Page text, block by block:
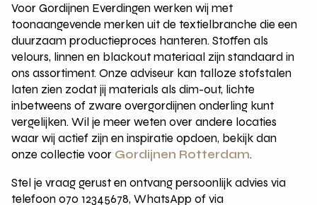
Voor Gordijnen Everdingen werken wij met
toonaangevende merken uit de textielbranche die een
duurzaam productieproces hanteren. Stoffen als
velours, linnen en blackout materiaal zijn standaard in
ons assortiment. Onze adviseur kan talloze stofstalen
laten zien zodat jij materials als dim-out, lichte
inbetweens of zware overgordijnen onderling kunt
vergelijken. Wil je meer weten over andere locaties
waar wij actief zijn en inspiratie opdoen, bekijk dan
onze collectie voor Gordijnen Rotterdam.
Stel je vraag gerust en ontvang persoonlijk advies via
telefoon 070 12345678, WhatsApp of via